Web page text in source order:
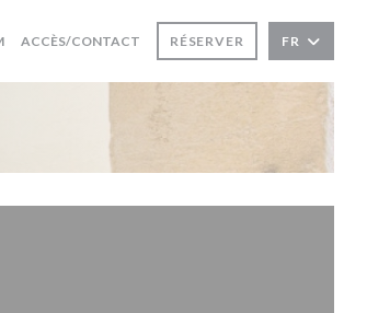
((OUVRE UNE NOUVELLE FENÊTRE))
ACCÈS/CONTACT RÉSERVER FR